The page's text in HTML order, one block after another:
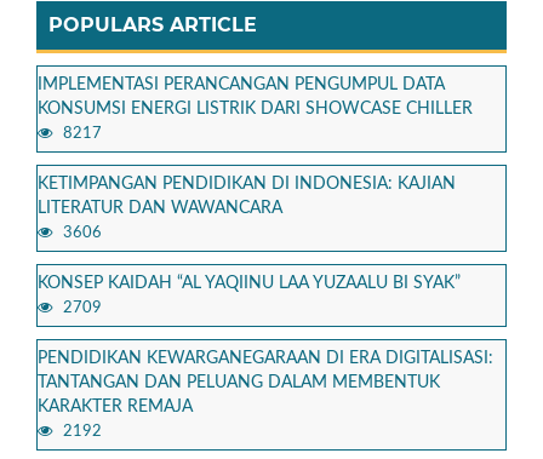
POPULARS ARTICLE
IMPLEMENTASI PERANCANGAN PENGUMPUL DATA
KONSUMSI ENERGI LISTRIK DARI SHOWCASE CHILLER
8217
KETIMPANGAN PENDIDIKAN DI INDONESIA: KAJIAN
LITERATUR DAN WAWANCARA
3606
KONSEP KAIDAH “AL YAQIINU LAA YUZAALU BI SYAK”
2709
PENDIDIKAN KEWARGANEGARAAN DI ERA DIGITALISASI:
TANTANGAN DAN PELUANG DALAM MEMBENTUK
KARAKTER REMAJA
2192